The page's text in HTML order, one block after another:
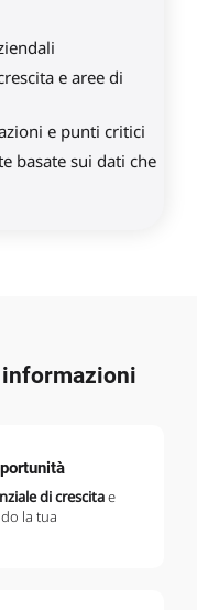
e aree di
e punti critici
basate sui dati che
di crescitae
la tua